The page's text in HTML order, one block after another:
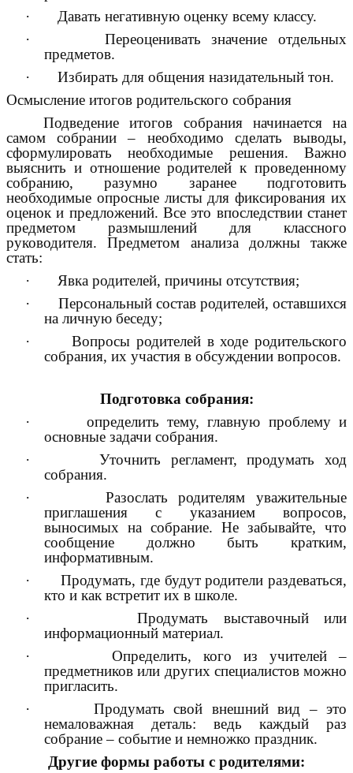
· Давать негативную оценку всему классу.
· Переоценивать значение отдельных
предметов.
· Избирать для общения назидательный тон.
Осмысление итогов родительского собрания
Подведение итогов собрания начинается на
самом собрании – необходимо сделать выводы,
сформулировать необходимые решения. Важно
выяснить и отношение родителей к проведенному
собранию, разумно заранее подготовить
необходимые опросные листы для фиксирования их
оценок и предложений. Все это впоследствии станет
предметом размышлений для классного
руководителя. Предметом анализа должны также
стать:
· Явка родителей, причины отсутствия;
· Персональный состав родителей, оставшихся
на личную беседу;
· Вопросы родителей в ходе родительского
собрания, их участия в обсуждении вопросов.
Подготовка собрания:
· определить тему, главную проблему и
основные задачи собрания.
· Уточнить регламент, продумать ход
собрания.
· Разослать родителям уважительные
приглашения с указанием вопросов,
выносимых на собрание. Не забывайте, что
сообщение должно быть кратким,
информативным.
· Продумать, где будут родители раздеваться,
кто и как встретит их в школе.
· Продумать выставочный или
информационный материал.
· Определить, кого из учителей –
предметников или других специалистов можно
пригласить.
· Продумать свой внешний вид – это
немаловажная деталь: ведь каждый раз
собрание – событие и немножко праздник.
Другие формы работы с родителями: